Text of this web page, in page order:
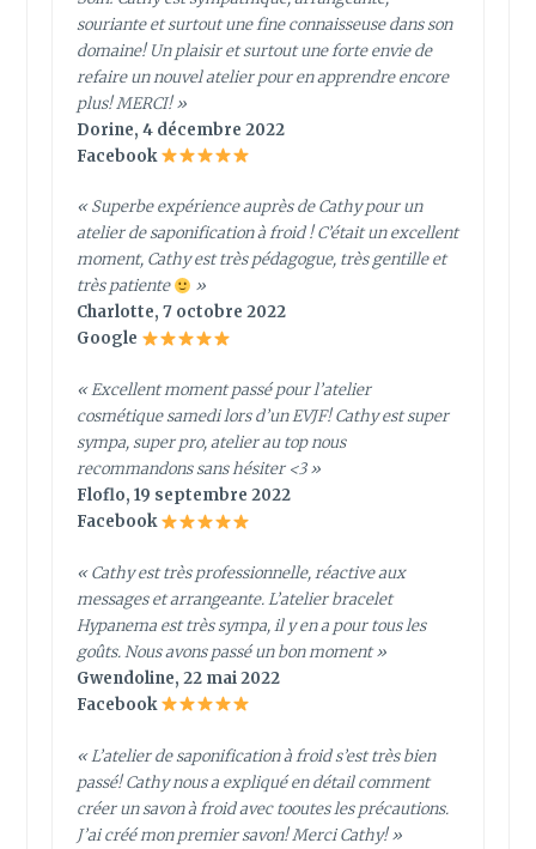
souriante et surtout une fine connaisseuse dans son
domaine! Un plaisir et surtout une forte envie de
refaire un nouvel atelier pour en apprendre encore
plus! MERCI! »
Dorine, 4 décembre 2022
Facebook
« Superbe expérience auprès de Cathy pour un
atelier de saponification à froid ! C’était un excellent
moment, Cathy est très pédagogue, très gentille et
très patiente
»
Charlotte, 7 octobre 2022
Google
« Excellent moment passé pour l’atelier
cosmétique samedi lors d’un EVJF! Cathy est super
sympa, super pro, atelier au top nous
recommandons sans hésiter <3 »
Floflo, 19 septembre 2022
Facebook
« Cathy est très professionnelle, réactive aux
messages et arrangeante. L’atelier bracelet
Hypanema est très sympa, il y en a pour tous les
goûts. Nous avons passé un bon moment »
Gwendoline, 22 mai 2022
Facebook
« L’atelier de saponification à froid s’est très bien
passé! Cathy nous a expliqué en détail comment
créer un savon à froid avec tooutes les précautions.
J’ai créé mon premier savon! Merci Cathy! »